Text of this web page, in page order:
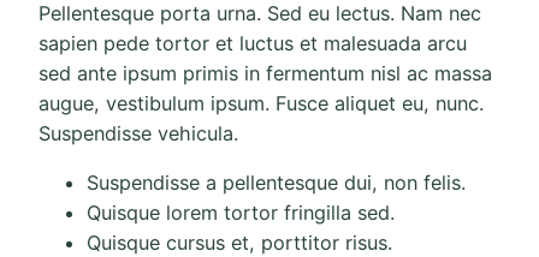
Pellentesque porta urna. Sed eu lectus. Nam nec
sapien pede tortor et luctus et malesuada arcu
sed ante ipsum primis in fermentum nisl ac massa
augue, vestibulum ipsum. Fusce aliquet eu, nunc.
Suspendisse vehicula.
Suspendisse a pellentesque dui, non felis.
Quisque lorem tortor fringilla sed.
Quisque cursus et, porttitor risus.